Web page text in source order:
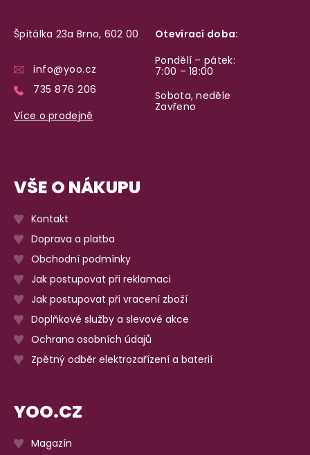
Špitálka 23a Brno, 602 00
info@yoo.cz
735 876 206
Více o prodejně
Otevírací doba:
Pondělí – pátek:
7:00 – 18:00
Sobota, neděle
Zavřeno
VŠE O NÁKUPU
Kontakt
Doprava a platba
Obchodní podmínky
Jak postupovat při reklamaci
Jak postupovat při vracení zboží
Doplňkové služby a slevové akce
Ochrana osobních údajů
Zpětný odběr elektrozařízení a baterií
YOO.CZ
Magazín